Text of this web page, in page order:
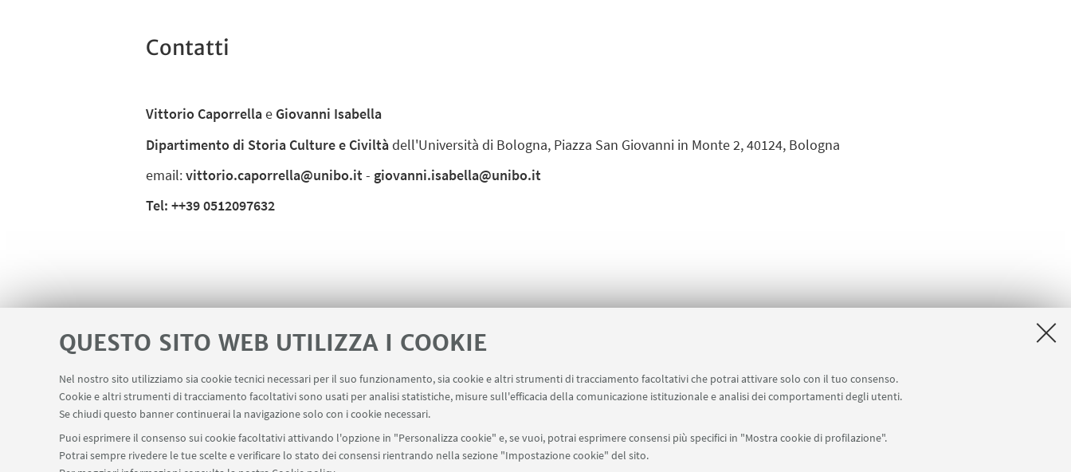
QUESTO SITO WEB UTILIZZA I COOKIE
Nel nostro sito utilizziamo sia cookie tecnici necessari per il suo funzionamento, sia cookie e altri strumenti di tracciamento facoltativi che potrai attivare solo con il tuo consenso.
Cookie e altri strumenti di tracciamento facoltativi sono usati per analisi statistiche, misure sull'efficacia della comunicazione istituzionale e analisi dei comportamenti degli utenti.
Se chiudi questo banner continuerai la navigazione solo con i cookie necessari.
Puoi esprimere il consenso sui cookie facoltativi attivando l'opzione in "Personalizza cookie" e, se vuoi, potrai esprimere consensi più specifici in "Mostra cookie di profilazione".
Potrai sempre rivedere le tue scelte e verificare lo stato dei consensi rientrando nella sezione "Impostazione cookie" del sito.
Contatti
Vittorio Caporrellae Giovanni Isabella
Dipartimento di Storia Culture e Civiltàdell'Università di Bologna, Piazza San Giovanni in Monte 2, 40124, Bologna
email:vittorio.caporrella@unibo.it- giovanni.isabella@unibo.it
Tel: ++39 0512097632